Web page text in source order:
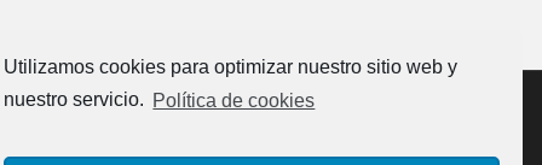
Utilizamos cookies para optimizar nuestro sitio web y
nuestro servicio. Política de cookies
Adopcion